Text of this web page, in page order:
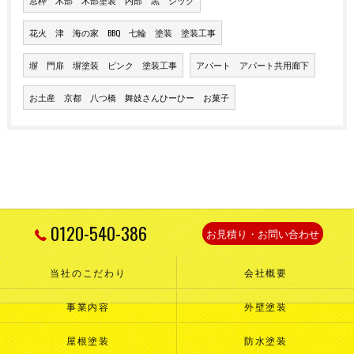
花火 津 海の家 BBQ 七輪 塗装 塗装工事
塀 門扉 塀塗装 ピンク 塗装工事 アパート アパート共用廊下
お土産 京都 八つ橋 舞妓さんひーひー お菓子
0120-540-386 お見積り・お問い合わせ
当社のこだわり 会社概要
事業内容 外壁塗装
屋根塗装 防水塗装